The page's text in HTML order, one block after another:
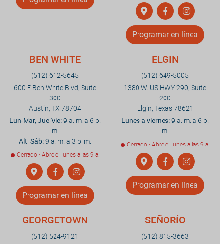
Programar en línea
BEN WHITE
(512) 612-5645
600 E Ben White Blvd, Suite
300
Austin, TX 78704
Lun-Mar, Jue-Vie:9 a. m. a 6 p.
m.
Alt. Sáb:9 a. m. a 3 p. m.
Cerrado · Abre el lunes a las 9 a.
Programar en línea
ELGIN
(512) 649-5005
1380 W. US HWY 290, Suite
200
Elgin, Texas 78621
Lunes a viernes:9 a. m. a 6 p.
m.
Cerrado · Abre el lunes a las 9 a.
Programar en línea
GEORGETOWN
(512) 524-9121
SEÑORÍO
(512) 815-3663